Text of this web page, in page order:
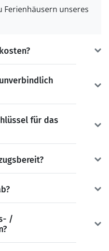
Ferienhäusern unseres
für das
/